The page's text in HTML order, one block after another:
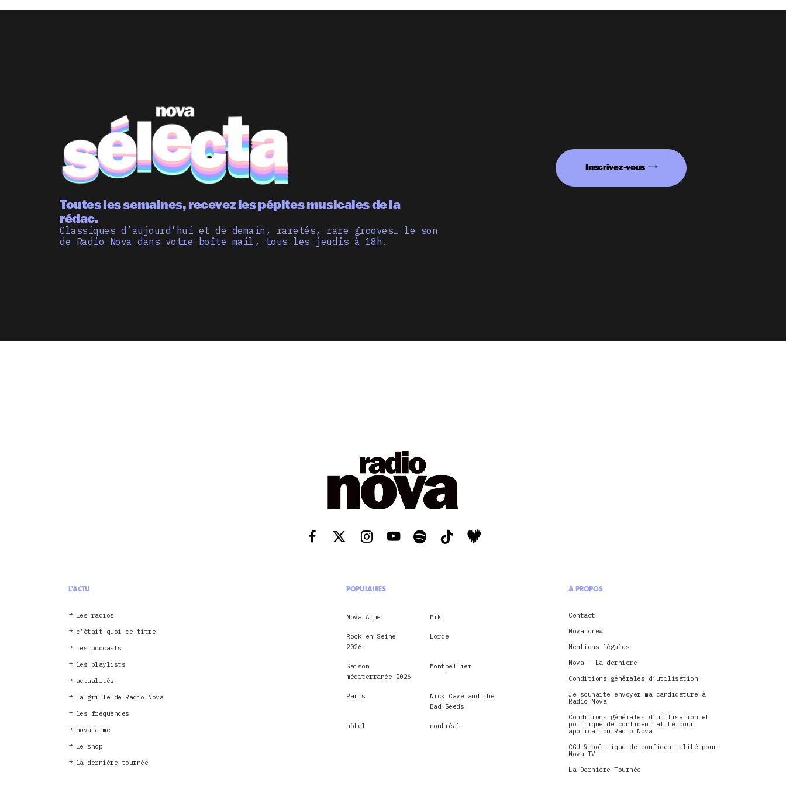
Toutes les semaines, recevez les pépites musicales de la
rédac.
Classiques d’aujourd’hui et de demain, raretés, rare grooves… le son
de Radio Nova dans votre boîte mail, tous les jeudis à 18h.
Inscrivez-vous
L'ACTU
les radios
c’était quoi ce titre
les podcasts
les playlists
actualités
La grille de Radio Nova
les fréquences
nova aime
le shop
la dernière tournée
POPULAIRES
Nova Aime Miki
Rock en Seine
2026
Lorde
Saison
méditerranée 2026
Montpellier
Paris
Nick Cave and The
Bad Seeds
hôtel montréal
À PROPOS
Contact
Nova crew
Mentions légales
Nova – La dernière
Conditions générales d’utilisation
Je souhaite envoyer ma candidature à
Radio Nova
Conditions générales d’utilisation et
politique de confidentialité pour
application Radio Nova
CGU & politique de confidentialité pour
Nova TV
La Dernière Tournée